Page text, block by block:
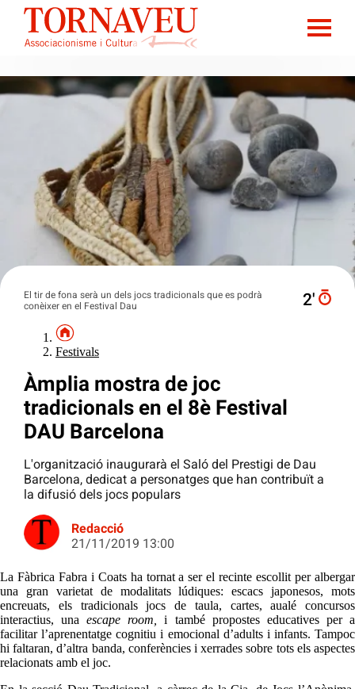
El tir de fona serà un dels jocs tradicionals que es podrà
conèixer en el Festival Dau
2′
Festivals
Àmplia mostra de joc
tradicionals en el 8è Festival
DAU Barcelona
L'organització inaugurarà el Saló del Prestigi de Dau
Barcelona, dedicat a personatges que han contribuït a
la difusió dels jocs populars
Redacció
21/11/2019 13:00
La Fàbrica Fabra i Coats ha tornat a ser el recinte escollit per albergar
una gran varietat de modalitats lúdiques: escacs japonesos, mots
encreuats, els tradicionals jocs de taula, cartes, aualé concursos
interactius, unaescape room,i també propostes educatives per a
facilitar l’aprenentatge cognitiu i emocional d’adults i infants. Tampoc
hi faltaran, d’altra banda, conferències i xerrades sobre tots els aspectes
relacionats amb el joc.